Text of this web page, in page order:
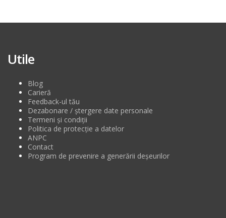
Utile
Blog
Carieră
Feedback-ul tău
Dezabonare / ștergere date personale
Termeni și condiții
Politica de protecție a datelor
ANPC
Contact
Program de prevenire a generării deșeurilor